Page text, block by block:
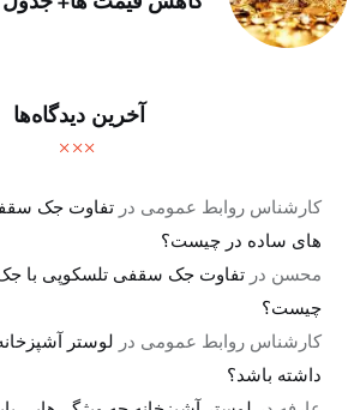
آخرین دیدگاه‌ها
کارشناس روابط عمومی درتفاوت جک
های ساده در چیست؟
محسن درتفاوت جک سقفی تلسکوپی با
چیست؟
کارشناس روابط عمومی در لوستر
داشته باشد؟